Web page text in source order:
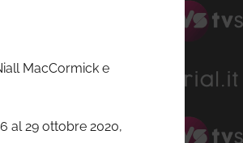
MacCormick e
al 29 ottobre 2020,